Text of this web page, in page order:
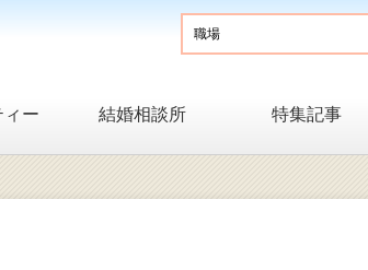
ィー 結婚相談所 特集記事